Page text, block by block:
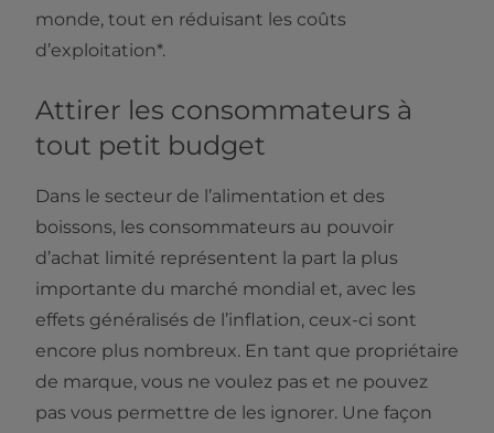
monde, tout en réduisant les coûts
d’exploitation*.
Attirer les consommateurs à
tout petit budget
Dans le secteur de l’alimentation et des
boissons, les consommateurs au pouvoir
d’achat limité représentent la part la plus
importante du marché mondial et, avec les
effets généralisés de l’inflation, ceux-ci sont
encore plus nombreux. En tant que propriétaire
de marque, vous ne voulez pas et ne pouvez
pas vous permettre de les ignorer. Une façon